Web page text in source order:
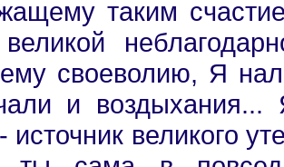
таким
великой
своеволию, Я
и
источник великого